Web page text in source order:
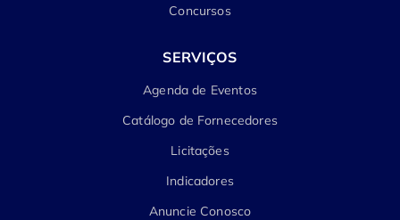
Concursos
SERVIÇOS
Agenda de Eventos
Catálogo de Fornecedores
Licitações
Indicadores
Anuncie Conosco